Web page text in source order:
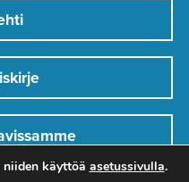
käyttöä asetussivulla.